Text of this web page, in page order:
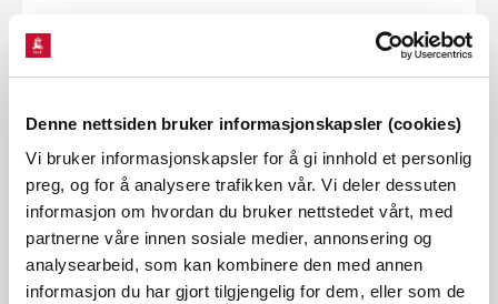
Denne nettsiden bruker informasjonskapsler (cookies)
Vi bruker informasjonskapsler for å gi innhold et personlig
preg, og for å analysere trafikken vår. Vi deler dessuten
informasjon om hvordan du bruker nettstedet vårt, med
partnerne våre innen sosiale medier, annonsering og
analysearbeid, som kan kombinere den med annen
informasjon du har gjort tilgjengelig for dem, eller som de
Kommune
Vefsn
Søkt produksjon
Søkt effekt
18,00 MW
Oslofjord Varme AS (tidligere Fortum Fjernvarme AS) har